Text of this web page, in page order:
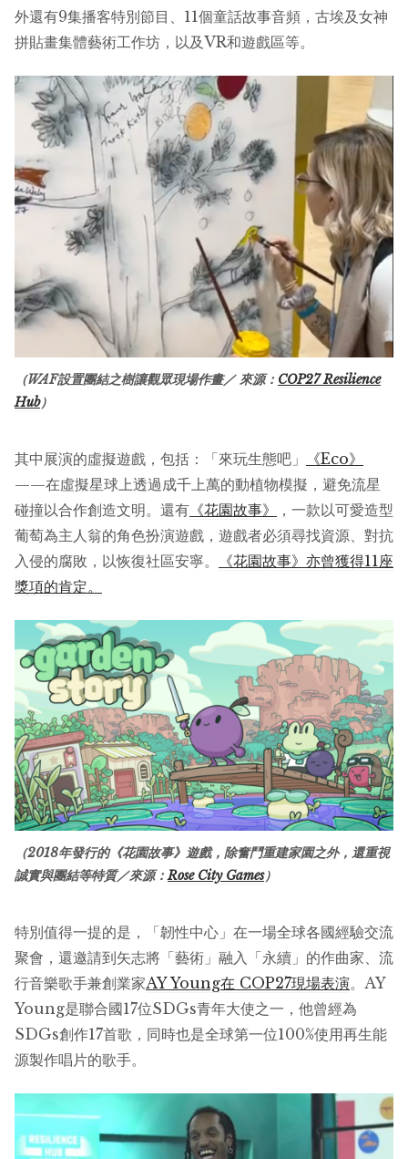
外還有9集播客特別節目、11個童話故事音頻，古埃及女神
拼貼畫集體藝術工作坊，以及VR和遊戲區等。
（WAF設置團結之樹讓觀眾現場作畫／ 來源： COP27 Resilience
Hub）
其中展演的虛擬遊戲，包括：「來玩生態吧」
《Eco》
——在虛擬星球上透過成千上萬的動植物模擬，避免流星
碰撞以合作創造文明。還有 《花園故事》
，一款以可愛造型
葡萄為主人翁的角色扮演遊戲，遊戲者必須尋找資源、對抗
入侵的腐敗，以恢復社區安寧。
《花園故事》亦曾獲得11座
獎項的肯定。
（2018年發行的《花園故事》遊戲，除奮鬥重建家園之外，還重視
誠實與團結等特質／來源：Rose City Games）
特別值得一提的是，「韌性中心」在一場全球各國經驗交流
聚會，還邀請到矢志將「藝術」融入「永續」的作曲家、流
行音樂歌手兼創業家AY Young在 COP27現場表演。AY
Young是聯合國17位SDGs青年大使之一，他曾經為
SDGs創作17首歌，同時也是全球第一位100%使用再生能
源製作唱片的歌手。